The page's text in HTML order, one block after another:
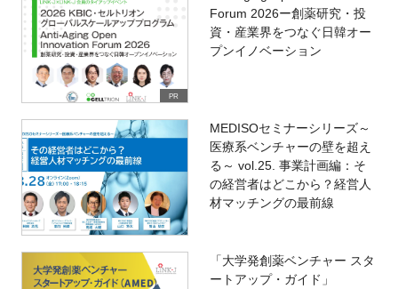
PR
Forum 2026ー創薬研究・投
資・産業界をつなぐ日韓オー
プンイノベーション
MEDISOセミナーシリーズ～
医療系ベンチャーの壁を超え
る～ vol.25. 事業計画編：そ
の経営者はどこから？経営人
材マッチングの最前線
「大学発創薬ベンチャー スタ
ートアップ・ガイド」